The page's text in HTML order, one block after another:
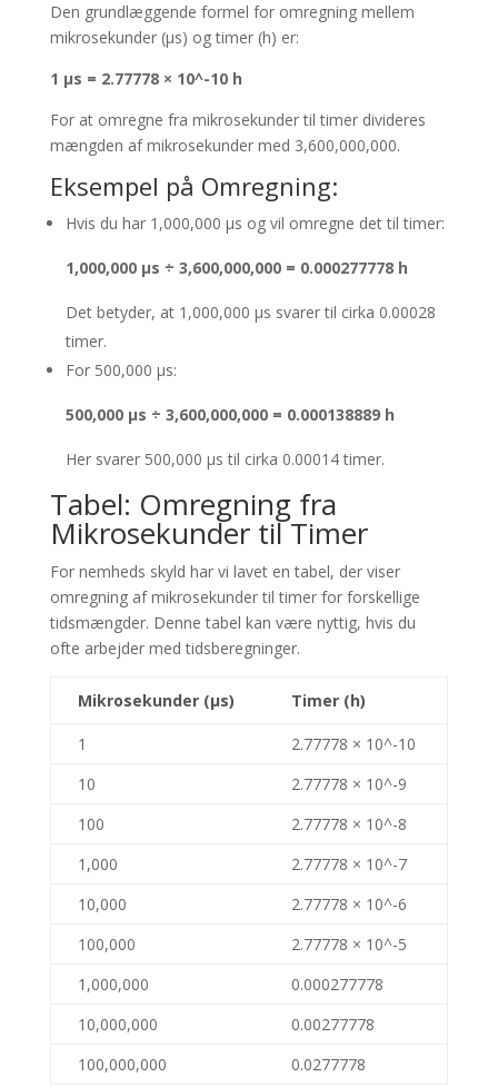
Den grundlæggende formel for omregning mellem
mikrosekunder (µs) og timer (h) er:
1 µs = 2.77778 × 10^-10 h
For at omregne fra mikrosekunder til timer divideres
mængden af mikrosekunder med 3,600,000,000.
Eksempel på Omregning:
Hvis du har 1,000,000 µs og vil omregne det til timer:
1,000,000 µs ÷ 3,600,000,000 = 0.000277778 h
Det betyder, at 1,000,000 µs svarer til cirka 0.00028
timer.
For 500,000 µs:
500,000 µs ÷ 3,600,000,000 = 0.000138889 h
Her svarer 500,000 µs til cirka 0.00014 timer.
Tabel: Omregning fra
Mikrosekunder til Timer
For nemheds skyld har vi lavet en tabel, der viser
omregning af mikrosekunder til timer for forskellige
tidsmængder. Denne tabel kan være nyttig, hvis du
ofte arbejder med tidsberegninger.
Mikrosekunder (µs) Timer (h)
1
2.77778 × 10^-10
10
2.77778 × 10^-9
100
2.77778 × 10^-8
1,000
2.77778 × 10^-7
10,000
2.77778 × 10^-6
100,000
2.77778 × 10^-5
1,000,000
0.000277778
10,000,000
0.00277778
100,000,000
0.0277778